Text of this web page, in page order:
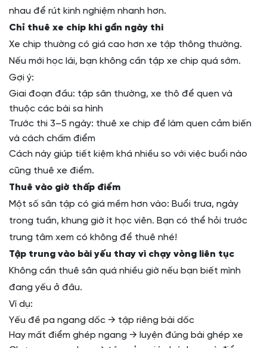
nhau để rút kinh nghiệm nhanh hơn.
Chỉ thuê xe chip khi gần ngày thi
Xe chip thường có giá cao hơn xe tập thông thường.
Nếu mới học lái, bạn không cần tập xe chip quá sớm.
Gợi ý:
Giai đoạn đầu: tập sân thường, xe thô để quen và
thuộc các bài sa hình
Trước thi 3–5 ngày: thuê xe chip để làm quen cảm biến
và cách chấm điểm
Cách này giúp tiết kiệm khá nhiều so với việc buổi nào
cũng thuê xe điểm.
Thuê vào giờ thấp điểm
Một số sân tập có giá mềm hơn vào: Buổi trưa, ngày
trong tuần, khung giờ ít học viên. Bạn có thể hỏi trước
trung tâm xem có không để thuê nhé!
Tập trung vào bài yếu thay vì chạy vòng liên tục
Không cần thuê sân quá nhiều giờ nếu bạn biết mình
đang yếu ở đâu.
Ví dụ:
Yếu đề pa ngang dốc → tập riêng bài dốc
Hay mất điểm ghép ngang → luyện đúng bài ghép xe